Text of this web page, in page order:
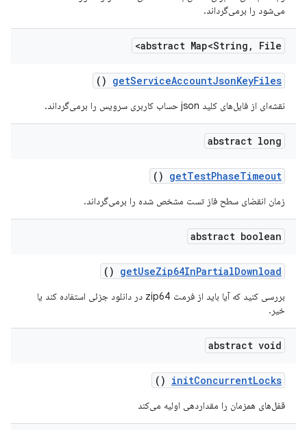
می‌شود را برمی‌گرداند.
abstract Map<String , File>
getServiceAccountJsonKeyFiles
()
نقشه‌ای از فایل‌های کلید json حساب کاربری سرویس را برمی‌گرداند.
abstract long
getTestPhaseTimeout
()
زمان انقضای سطح فاز تست مشخص شده را برمی‌گرداند.
abstract boolean
getUseZip64InPartialDownload
()
بررسی کنید که آیا باید از فرمت zip64 در دانلود جزئی استفاده کند یا
خیر.
abstract void
initConcurrentLocks
()
قفل‌های همزمان را مقداردهی اولیه می‌کند